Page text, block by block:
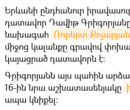
Երևանի ընդհանուր
դատավոր Դավիթ
նախագահ Ռոբերտ
միջոց կալանքը գրավով
կայացրած դատավորն է։
Գրիգորյանն այս պահին
16-ին նրա աշխատասենյակը
ապա կնիքել։